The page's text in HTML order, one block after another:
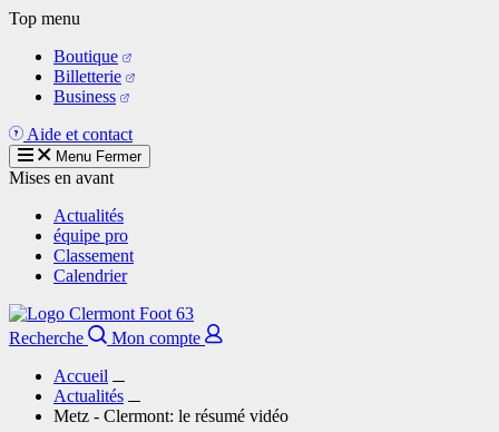
Aller
contenu
principal
Top menu
Boutique
Billetterie
Business
Aide et contact
Menu Fermer
Mises en avant
Actualités
équipe pro
Classement
Calendrier
Recherche
Mon compte
Accueil
Actualités
Metz - Clermont: le résumé vidéo